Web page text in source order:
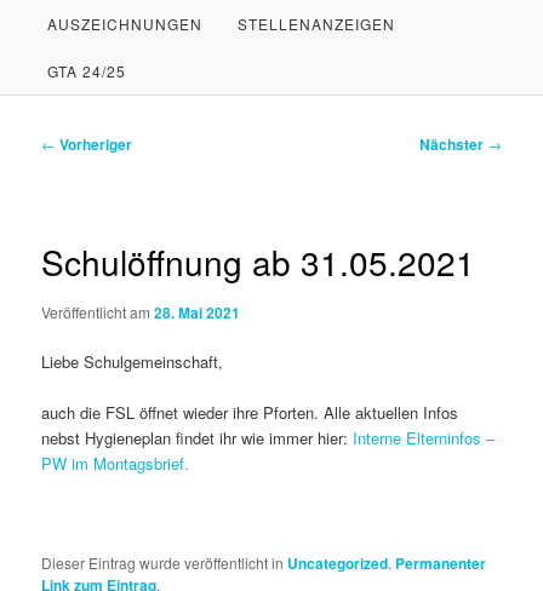
PRIMÄREN
INHALT
SPRINGEN
SEKUNDÄREN
INHALT
SPRINGEN
AUSZEICHNUNGEN STELLENANZEIGEN
GTA 24/25
Beitragsnavigation
← Vorheriger Nächster →
Schulöffnung ab 31.05.2021
Veröffentlicht am28. Mai 2021
Liebe Schulgemeinschaft,
auch die FSL öffnet wieder ihre Pforten. Alle aktuellen Infos
nebst Hygieneplan findet ihr wie immer hier: Interne Elterninfos –
PW im Montagsbrief.
Dieser Eintrag wurde veröffentlicht in Uncategorized. Permanenter
Link zum Eintrag.